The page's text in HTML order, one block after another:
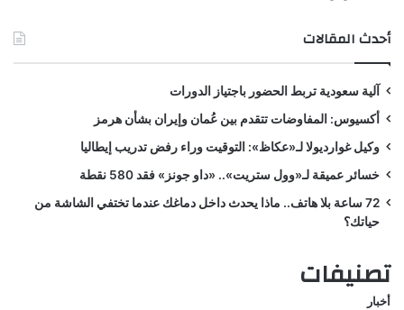
أحدث المقالات
آلية سعودية تربط الحضور باجتياز الدورات
أكسيوس: المفاوضات تتقدم بين عُمان وإيران بشأن هرمز
وكيل غوارديولا لـ«عكاظ»: التوقيت وراء رفض تدريب إيطاليا
خسائر عميقة لـ«وول ستريت».. «داو جونز» فقد 580 نقطة
72 ساعة بلا هاتف.. ماذا يحدث داخل دماغك عندما تختفي الشاشة من
حياتك؟
تصنيفات
أخبار